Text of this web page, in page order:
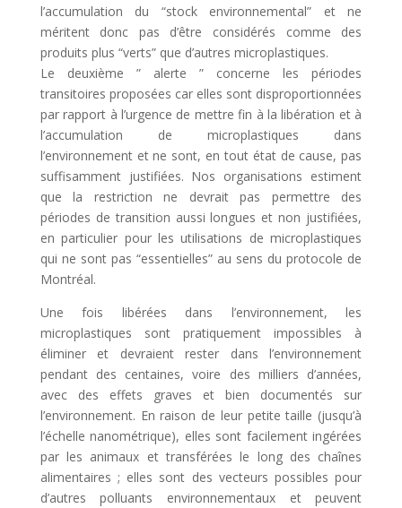
l’accumulation du “stock environnemental” et ne
méritent donc pas d’être considérés comme des
produits plus “verts” que d’autres microplastiques.
Le deuxième ” alerte ” concerne les périodes
transitoires proposées car elles sont disproportionnées
par rapport à l’urgence de mettre fin à la libération et à
l’accumulation de microplastiques dans
l’environnement et ne sont, en tout état de cause, pas
suffisamment justifiées. Nos organisations estiment
que la restriction ne devrait pas permettre des
périodes de transition aussi longues et non justifiées,
en particulier pour les utilisations de microplastiques
qui ne sont pas “essentielles” au sens du protocole de
Montréal.
Une fois libérées dans l’environnement, les
microplastiques sont pratiquement impossibles à
éliminer et devraient rester dans l’environnement
pendant des centaines, voire des milliers d’années,
avec des effets graves et bien documentés sur
l’environnement. En raison de leur petite taille (jusqu’à
l’échelle nanométrique), elles sont facilement ingérées
par les animaux et transférées le long des chaînes
alimentaires ; elles sont des vecteurs possibles pour
d’autres polluants environnementaux et peuvent